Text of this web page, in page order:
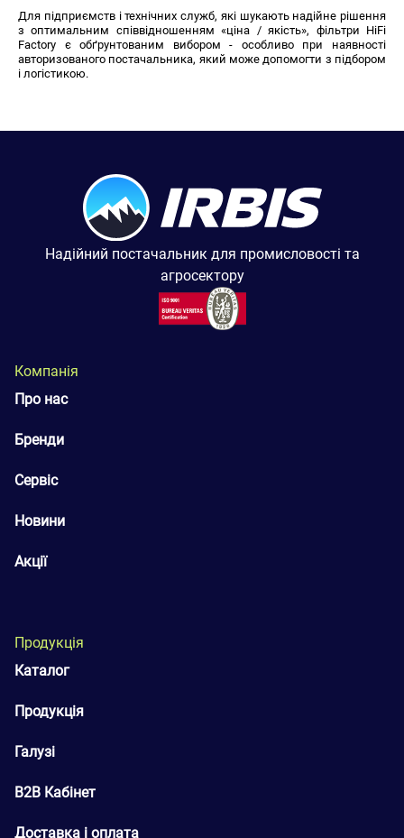
Для підприємств і технічних служб, які шукають надійне рішення
з оптимальним співвідношенням «ціна / якість», фільтри HiFi
Factory є обґрунтованим вибором - особливо при наявності
авторизованого постачальника, який може допомогти з підбором
і логістикою.
Надійний постачальник для промисловості та
агросектору
Компанія
Про нас
Бренди
Сервіс
Новини
Акції
Продукція
Каталог
Продукція
Галузі
B2B Кабінет
Доставка і оплата